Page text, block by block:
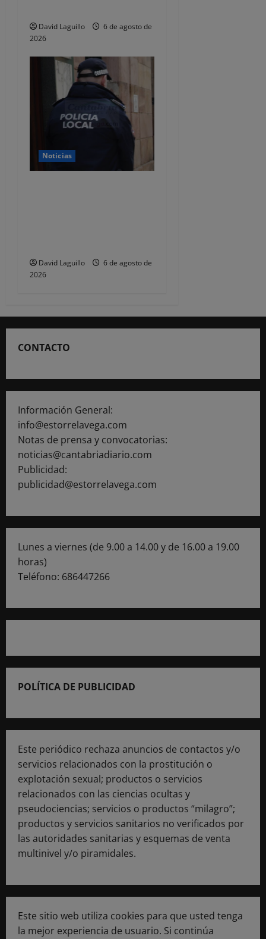
David Laguillo
6 de agosto de
2026
Noticias
David Laguillo
6 de agosto de
2026
CONTACTO
Información General:
info@estorrelavega.com
Notas de prensa y convocatorias:
noticias@cantabriadiario.com
Publicidad:
publicidad@estorrelavega.com
Lunes a viernes (de 9.00 a 14.00 y de 16.00 a 19.00
horas)
Teléfono: 686447266
POLÍTICA DE PUBLICIDAD
Este periódico rechaza anuncios de contactos y/o
servicios relacionados con la prostitución o
explotación sexual; productos o servicios
relacionados con las ciencias ocultas y
pseudociencias; servicios o productos “milagro”;
productos y servicios sanitarios no verificados por
las autoridades sanitarias y esquemas de venta
multinivel y/o piramidales.
Este sitio web utiliza cookies para que usted tenga
la mejor experiencia de usuario. Si continúa